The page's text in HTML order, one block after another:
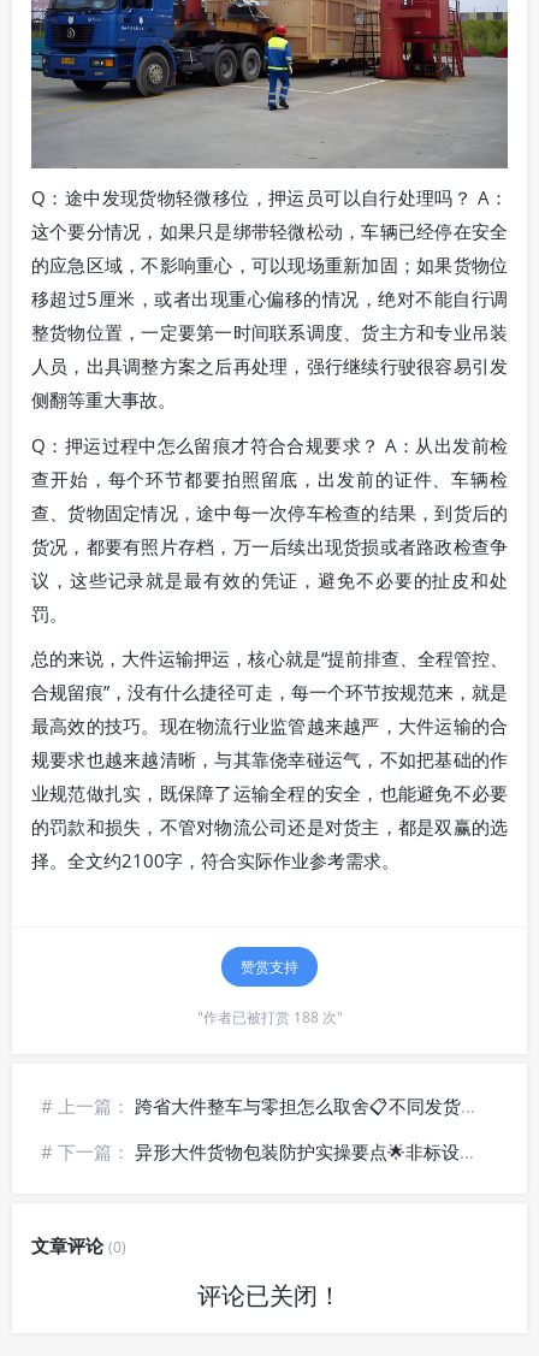
Q：途中发现货物轻微移位，押运员可以自行处理吗？ A：
这个要分情况，如果只是绑带轻微松动，车辆已经停在安全
的应急区域，不影响重心，可以现场重新加固；如果货物位
移超过5厘米，或者出现重心偏移的情况，绝对不能自行调
整货物位置，一定要第一时间联系调度、货主方和专业吊装
人员，出具调整方案之后再处理，强行继续行驶很容易引发
侧翻等重大事故。
Q：押运过程中怎么留痕才符合合规要求？ A：从出发前检
查开始，每个环节都要拍照留底，出发前的证件、车辆检
查、货物固定情况，途中每一次停车检查的结果，到货后的
货况，都要有照片存档，万一后续出现货损或者路政检查争
议，这些记录就是最有效的凭证，避免不必要的扯皮和处
罚。
总的来说，大件运输押运，核心就是“提前排查、全程管控、
合规留痕”，没有什么捷径可走，每一个环节按规范来，就是
最高效的技巧。现在物流行业监管越来越严，大件运输的合
规要求也越来越清晰，与其靠侥幸碰运气，不如把基础的作
业规范做扎实，既保障了运输全程的安全，也能避免不必要
的罚款和损失，不管对物流公司还是对货主，都是双赢的选
择。全文约2100字，符合实际作业参考需求。
赞赏支持
"作者已被打赏 188 次"
# 上一篇： 跨省大件整车与零担怎么取舍📋不同发货场景选择经验
# 下一篇： 异形大件货物包装防护实操要点🌟非标设备运输防护经验
文章评论(0)
评论已关闭！